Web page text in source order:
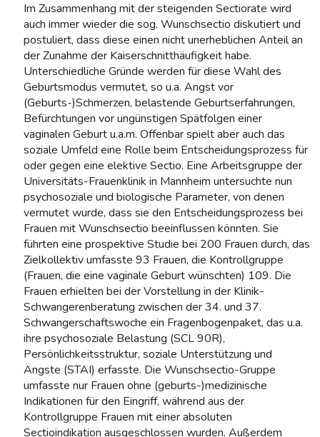
Im Zusammenhang mit der steigenden Sectiorate wird
auch immer wieder die sog. Wunschsectio diskutiert und
postuliert, dass diese einen nicht unerheblichen Anteil an
der Zunahme der Kaiserschnitthäufigkeit habe.
Unterschiedliche Gründe werden für diese Wahl des
Geburtsmodus vermutet, so u.a. Angst vor
(Geburts-)Schmerzen, belastende Geburtserfahrungen,
Befürchtungen vor ungünstigen Spätfolgen einer
vaginalen Geburt u.a.m. Offenbar spielt aber auch das
soziale Umfeld eine Rolle beim Entscheidungsprozess für
oder gegen eine elektive Sectio. Eine Arbeitsgruppe der
Universitäts-Frauenklinik in Mannheim untersuchte nun
psychosoziale und biologische Parameter, von denen
vermutet wurde, dass sie den Entscheidungsprozess bei
Frauen mit Wunschsectio beeinflussen könnten. Sie
führten eine prospektive Studie bei 200 Frauen durch, das
Zielkollektiv umfasste 93 Frauen, die Kontrollgruppe
(Frauen, die eine vaginale Geburt wünschten) 109. Die
Frauen erhielten bei der Vorstellung in der Klinik-
Schwangerenberatung zwischen der 34. und 37.
Schwangerschaftswoche ein Fragenbogenpaket, das u.a.
ihre psychosoziale Belastung (SCL 90R),
Persönlichkeitsstruktur, soziale Unterstützung und
Ängste (STAI) erfasste. Die Wunschsectio-Gruppe
umfasste nur Frauen ohne (geburts-)medizinische
Indikationen für den Eingriff, während aus der
Kontrollgruppe Frauen mit einer absoluten
Sectioindikation ausgeschlossen wurden. Außerdem